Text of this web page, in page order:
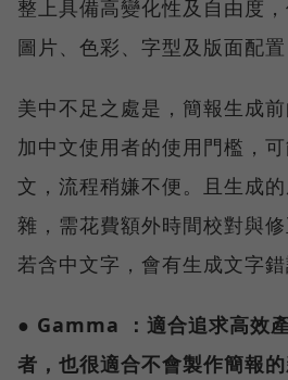
整上具備高變化性及自由度
圖片、色彩、字型及版面配置
美中不足之處是，簡報生成
加中文使用者的使用門檻，
文，流程稍嫌不便。且生成
雜，需花費額外時間校對與
若含中文字，會有生成文字錯
● Gamma ：適合追求高效
者，也很適合不會製作簡報的